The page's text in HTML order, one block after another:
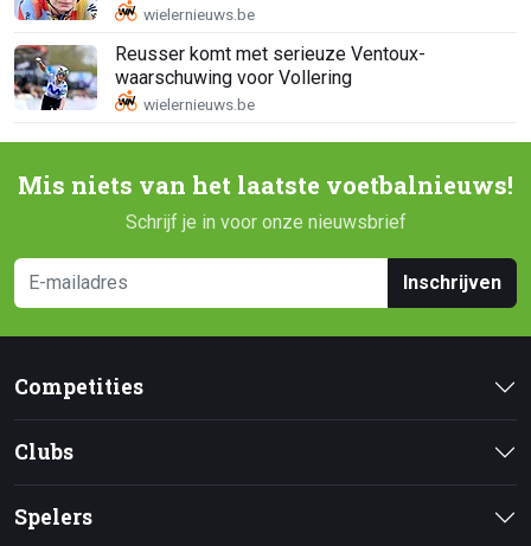
Reusser komt met serieuze Ventoux-
waarschuwing voor Vollering
Mis niets van het laatste voetbalnieuws!
Schrijf je in voor onze nieuwsbrief
Inschrijven
Competities
Clubs
Spelers